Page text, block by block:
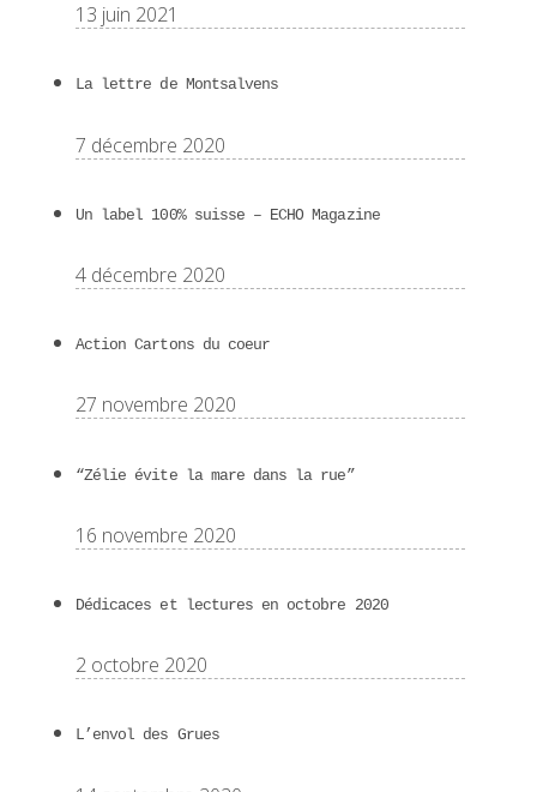
13 juin 2021
La lettre de Montsalvens
7 décembre 2020
Un label 100% suisse – ECHO Magazine
4 décembre 2020
Action Cartons du coeur
27 novembre 2020
“Zélie évite la mare dans la rue”
16 novembre 2020
Dédicaces et lectures en octobre 2020
2 octobre 2020
L’envol des Grues